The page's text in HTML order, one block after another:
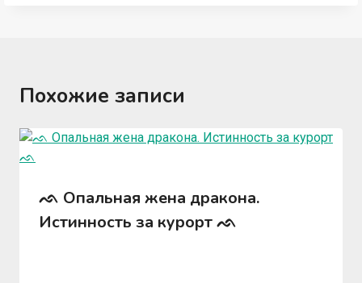
Похожие записи
ᨒ Опальная жена дракона.
Истинность за курорт ᨒ